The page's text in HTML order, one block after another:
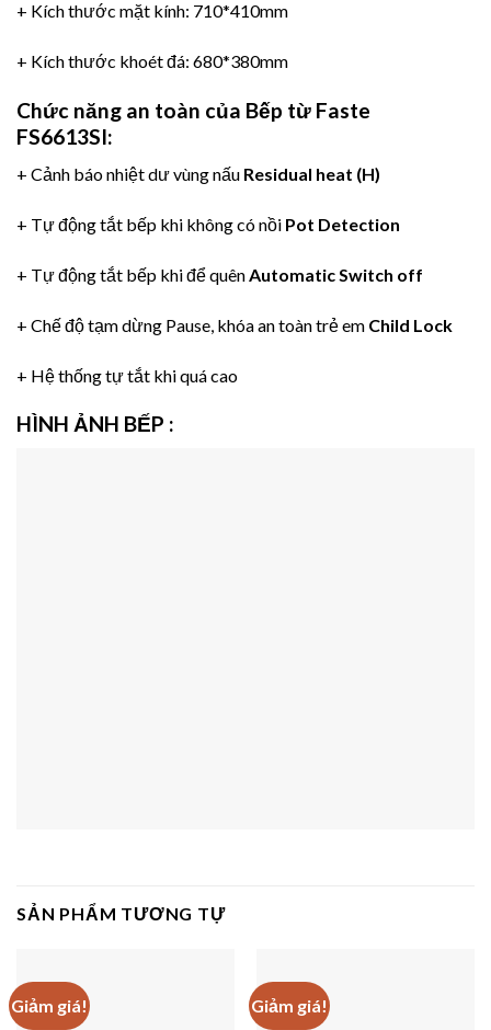
+ Kích thước mặt kính: 710*410mm
+ Kích thước khoét đá: 680*380mm
Chức năng an toàn của Bếp từ Faste
FS6613SI:
+ Cảnh báo nhiệt dư vùng nấu Residual heat (H)
+ Tự động tắt bếp khi không có nồi Pot Detection
+ Tự động tắt bếp khi để quênAutomatic Switch off
+ Chế độ tạm dừng Pause, khóa an toàn trẻ em Child Lock
+ Hệ thống tự tắt khi quá cao
HÌNH ẢNH BẾP :
SẢN PHẨM TƯƠNG TỰ
Giảm giá! Giảm giá!